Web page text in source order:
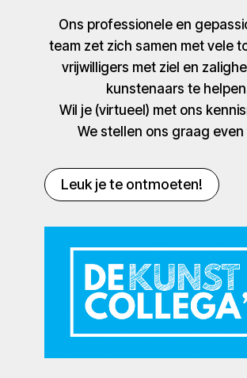
Ons professionele en
team zet zich samen met vele
vrijwilligers met ziel en
kunstenaars te
Wil je (virtueel) met ons
We stellen ons graag even
Leuk je te ontmoeten!